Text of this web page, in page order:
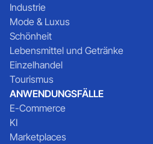
Industrie
Mode & Luxus
Schönheit
Lebensmittel und Getränke
Einzelhandel
Tourismus
ANWENDUNGSFÄLLE
E-Commerce
KI
Marketplaces